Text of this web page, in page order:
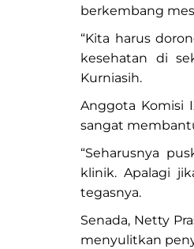
berkembang
“Kita harus
kesehatan di
Kurniasih.
Anggota Komisi
sangat
“Seharusnya
klinik. Apalagi
tegasnya.
Senada, Netty
menyulitkan